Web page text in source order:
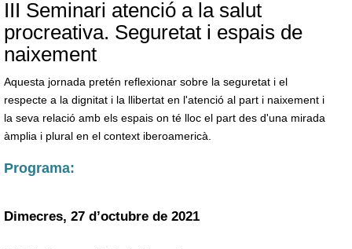
III Seminari atenció a la salut
procreativa. Seguretat i espais de
naixement
Aquesta jornada pretén reflexionar sobre la seguretat i el
respecte a la dignitat i la llibertat en l'atenció al part i naixement i
la seva relació amb els espais on té lloc el part des d'una mirada
àmplia i plural en el context iberoamericà.
Programa:
Dimecres, 27 d’octubre de 2021